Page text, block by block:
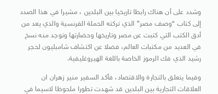
وشدد على أن هناك رابطا تاريخيا بين البلدين ، مشيرا في هذا الصدد
إلى كتاب “وصف مصر” الذي تركته الحملة الفرنسية والذي يعد من
أدق الكتب التي كتبت عن مصر وتاريخها وحضارتها وتوجد منه نسخ
في العديد من مكتبات العالم، فضلا عن اكتشاف شامبليون لحجر
رشيد الذي فك الرموز الخاصة باللغة الهيروغليفية.
وفيما يتعلق بالتجارة والاقتصاد، فأكد السفير منير زهران ان
العلاقات التجارية بين البلدين قد شهدت تطورا ملحوظا لاسيما في